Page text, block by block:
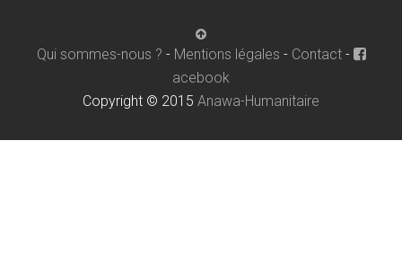
Qui sommes-nous ? - Mentions légales - Contact-
acebook
Copyright © 2015 Anawa-Humanitaire